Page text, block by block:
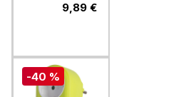
9,89 €
-40 %